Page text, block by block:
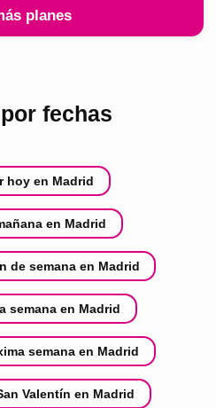
planes
fechas
hoy en Madrid
en Madrid
de semana en Madrid
semana en Madrid
semana en Madrid
Valentín en Madrid